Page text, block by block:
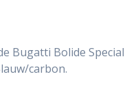
Bugatti Bolide Special
carbon.